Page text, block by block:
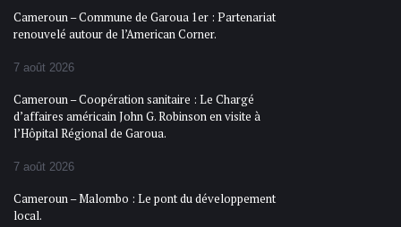
Cameroun – Commune de Garoua 1er : Partenariat
renouvelé autour de l’American Corner.
7 août 2026
Cameroun – Coopération sanitaire : Le Chargé
d’affaires américain John G. Robinson en visite à
l’Hôpital Régional de Garoua.
7 août 2026
Cameroun – Malombo : Le pont du développement
local.